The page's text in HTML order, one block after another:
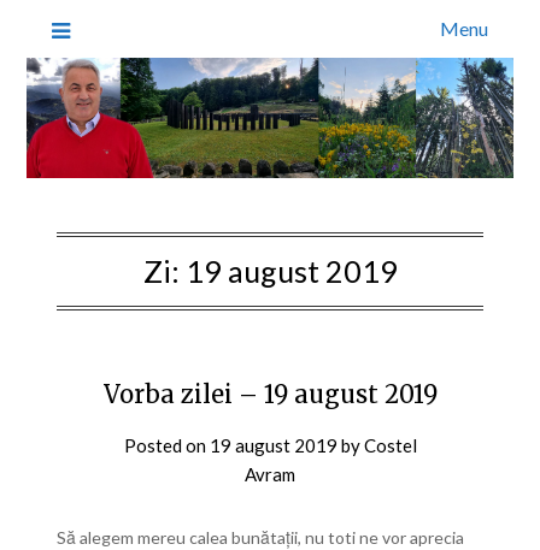
Menu
Zi: 19 august 2019
Vorba zilei – 19 august 2019
Posted on 19 august 2019 byCostel
Avram
Să alegem mereu calea bunătații, nu toti ne vor aprecia